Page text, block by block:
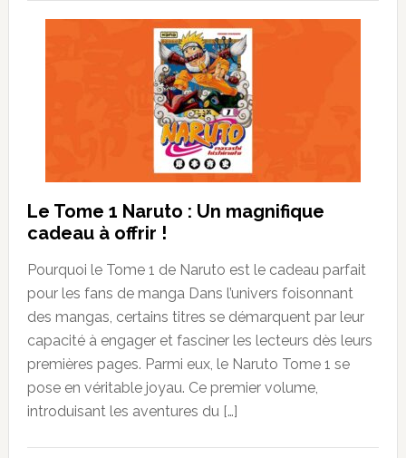
Le Tome 1 Naruto : Un magnifique
cadeau à offrir !
Pourquoi le Tome 1 de Naruto est le cadeau parfait
pour les fans de manga Dans l’univers foisonnant
des mangas, certains titres se démarquent par leur
capacité à engager et fasciner les lecteurs dès leurs
premières pages. Parmi eux, le Naruto Tome 1 se
pose en véritable joyau. Ce premier volume,
introduisant les aventures du […]